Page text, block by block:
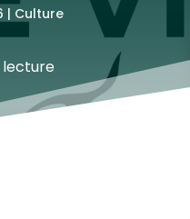
| Culture